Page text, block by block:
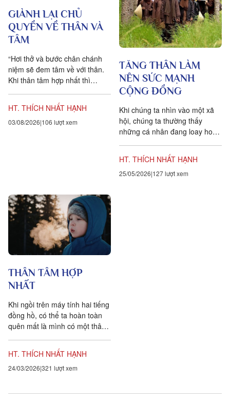
GIÀNH LẠI CHỦ
QUYỀN VỀ THÂN VÀ
TÂM
“Hơi thở và bước chân chánh
niệm sẽ đem tâm về với thân.
Khi thân tâm hợp nhất thì
trong giây phút hiện...
HT. THÍCH NHẤT HẠNH
03/08/2026 106 lượt xem
TĂNG THÂN LÀM
NÊN SỨC MẠNH
CỘNG ĐỒNG
Khi chúng ta nhìn vào một xã
hội, chúng ta thường thấy
những cá nhân đang loay hoay,
chính họ. Người ta cố...
HT. THÍCH NHẤT HẠNH
25/05/2026 127 lượt xem
THÂN TÂM HỢP
NHẤT
Khi ngồi trên máy tính hai tiếng
đồng hồ, có thể ta hoàn toàn
quên mất là mình có một thân
thân thì...
HT. THÍCH NHẤT HẠNH
24/03/2026 321 lượt xem